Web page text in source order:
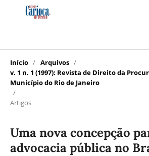
Início / Arquivos /
v. 1 n. 1 (1997): Revista de Direito da
Município do Rio de Janeiro
/
Artigos
Uma nova concepção
advocacia pública no